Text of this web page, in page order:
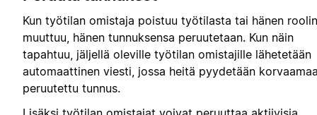
Kun työtilan omistaja poistuu työtilasta tai hänen
muuttuu, hänen tunnuksensa peruutetaan. Kun näin
tapahtuu, jäljellä oleville työtilan omistajille lähetetään
automaattinen viesti, jossa heitä pyydetään
peruutettu tunnus.